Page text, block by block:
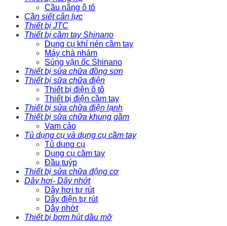
Cầu nâng ô tô
Cần siết cân lực
Thiết bị JTC
Thiết bị cầm tay Shinano
Dụng cụ khí nén cầm tay
Máy chà nhám
Súng vặn ốc Shinano
Thiết bị sửa chữa đồng sơn
Thiết bị sữa chữa điện
Thiết bị điện ô tô
Thiết bị điện cầm tay
Thiết bị sửa chữa điện lạnh
Thiết bị sữa chữa khung gầm
Vam cảo
Tủ dụng cụ và dụng cụ cầm tay
Tủ dụng cụ
Dụng cụ cầm tay
Đầu tuýp
Thiết bị sửa chữa động cơ
Dây hơi- Dây nhớt
Dây hơi tự rút
Dây điện tự rút
Dây nhớt
Thiết bị bơm hút dầu mỡ